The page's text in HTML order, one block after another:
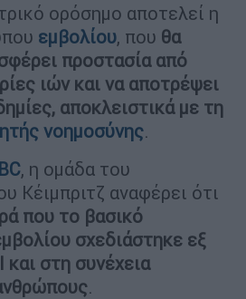
ορόσημο αποτελεί η
εμβολίου, που θα
προστασία από
ιών και να αποτρέψει
αποκλειστικά με τη
νοημοσύνης.
, η ομάδα του
Κέιμπριτζ αναφέρει ότι
που το βασικό
σχεδιάστηκε εξ
στη συνέχεια
.